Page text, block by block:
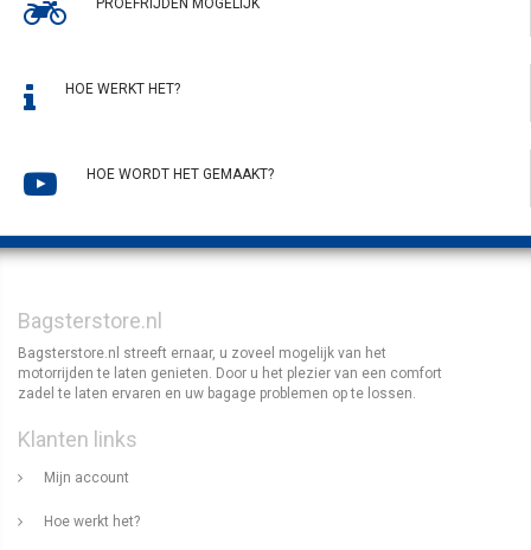
HOE WERKT HET?
HOE WORDT HET GEMAAKT?
Bagsterstore.nl
Bagsterstore.nl streeft ernaar, u zoveel mogelijk van het
motorrijden te laten genieten. Door u het plezier van een comfort
zadel te laten ervaren en uw bagage problemen op te lossen.
Klanten links
Mijn account
Hoe werkt het?